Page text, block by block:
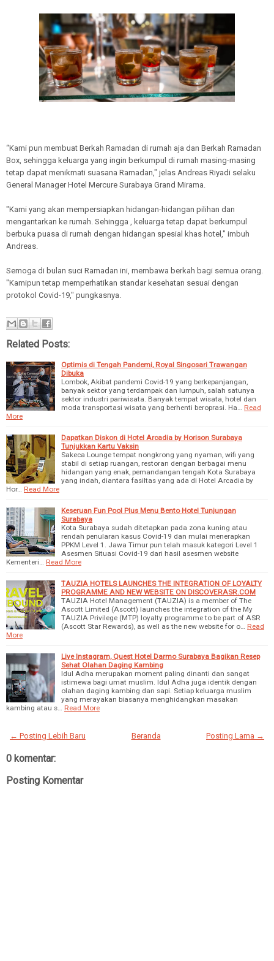
“Kami pun membuat Berkah Ramadan di rumah aja dan Berkah Ramadan
Box, sehingga keluarga yang ingin berkumpul di rumah masing-masing
tetap dapat menikmati suasana Ramadan," jelas Andreas Riyadi selaku
General Manager Hotel Mercure Surabaya Grand Mirama.
"Kami yang akan mempersiapkan hidangan-hidangan pilihan dan
mengantarkan ke rumah. Sehingga , keluarga tetap dapat berkumpul
berbuka puasa di rumah dengan hidangan spesial khas hotel," imbuh
Andreas.
Semoga di bulan suci Ramadan ini, membawa berkah bagi semua orang.
"Kamipun tetap memperhatikan standar kesehatan sesuai dengan
protokol Covid-19," pungkasnya.
Related Posts:
Optimis di Tengah Pandemi, Royal Singosari Trawangan
Dibuka
Lombok, Akibat pandemi Covid-19 yang berkepanjangan,
banyak sektor yang terdampak dan lumpuh, salah satunya
sektor industri pariwisata. Banyak tempat wisata, hotel dan
moda transportasi wisata yang berhenti beroprasi. Ha… Read
More
Dapatkan Diskon di Hotel Arcadia by Horison Surabaya
Tunjukkan Kartu Vaksin
Sakeca Lounge tempat nongkrong yang nyaman, wifi yang
stabil di setiap ruangan, restoran dengan berbagai menu
hidangan yang enak, pemandangan tengah Kota Surabaya
yang indah, diantara fasiltas yang ada di Hotel Arcadia by
Hor… Read More
Keseruan Fun Pool Plus Menu Bento Hotel Tunjungan
Surabaya
Kota Surabaya sudah ditetapkan pada zona kuning atau
rendah penularan kasus Covid-19 dan mulai menerapkan
PPKM Level 1. Jawa Timur pun telah masuk kategori Level 1
Asesmen Situasi Covid-19 dari hasil asesmen website
Kementeri… Read More
TAUZIA HOTELS LAUNCHES THE INTEGRATION OF LOYALTY
PROGRAMME AND NEW WEBSITE ON DISCOVERASR.COM
TAUZIA Hotel Management (TAUZIA) is a member of The
Ascott Limited (Ascott) launches the integration of the My
TAUZIA Privilege (MTP) loyalty programme to be part of ASR
(Ascott Star Rewards), as well as the new website for o… Read
More
Live Instagram, Quest Hotel Darmo Surabaya Bagikan Resep
Sehat Olahan Daging Kambing
Idul Adha merupakan moment paling dinanti dan sangat
istimewa bagi umat muslim. Idul Adha juga identik dengan
olahan daging kambing dan sapi. Setiap keluarga muslim
yang merayakan biasanya menghidangkan masakan
kambing atau s… Read More
← Posting Lebih Baru Posting Lama →
Beranda
0 komentar:
Posting Komentar